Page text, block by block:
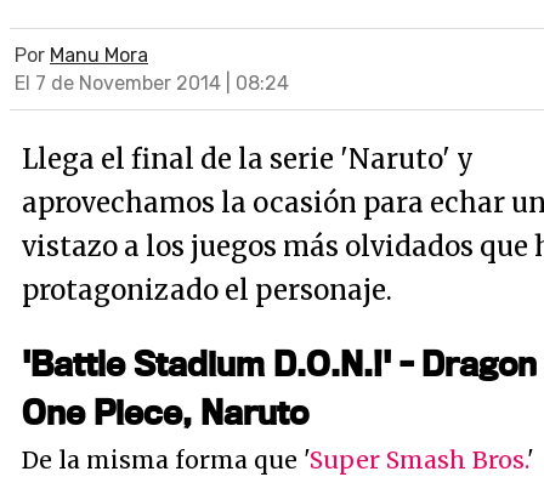
Por Manu Mora
El 7 de November 2014 | 08:24
Llega el final de la serie 'Naruto' y
aprovechamos la ocasión para echar
vistazo a los juegos más olvidados que
protagonizado el personaje.
'Battle Stadium D.O.N.!' -
One Piece, Naruto
De la misma forma que 'Super Smash Bros.'